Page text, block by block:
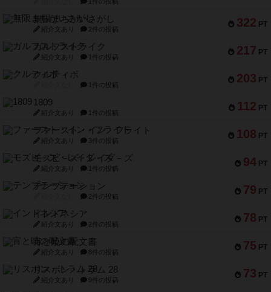
322 PT
無限まちがいさがし
紹介文あり 2件の投稿
217 PT
ガルフストライク
紹介文あり 1件の投稿
203 PT
クルティボ
1件の投稿
112 PT
1809
紹介文あり 1件の投稿
108 PT
ファースト・イン・フライト
紹介文あり 3件の投稿
94 PT
モズビ－ズ・レイダ－ズ
紹介文あり 1件の投稿
79 PT
テンプテーション
2件の投稿
78 PT
インドネシア
紹介文あり 2件の投稿
75 PT
宵と暁の呪文書
紹介文あり 8件の投稿
73 PT
リスボン・トラム 28
紹介文あり 9件の投稿